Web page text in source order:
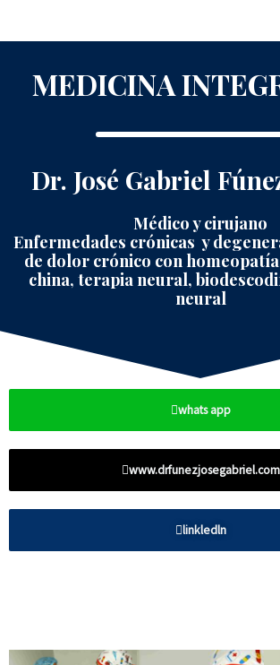
MEDICINA
Dr. José Gabriel
Médico y cirujano
Enfermedades crónicas y
de dolor crónico con
china, terapia neural,
neural
whats app
www.drfunezjosegabriel.com
linkledln